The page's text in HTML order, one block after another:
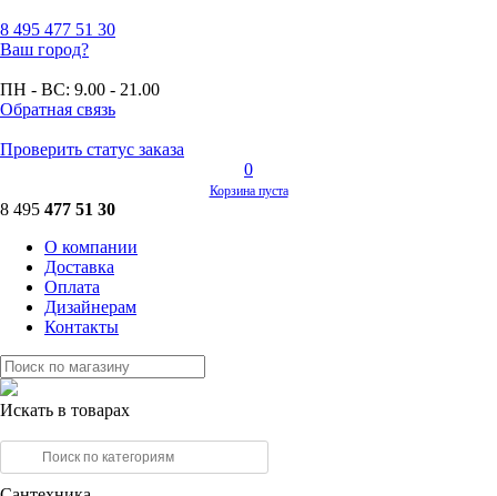
8 495 477 51 30
Ваш город?
ПН - ВС: 9.00 - 21.00
Обратная связь
Проверить статус заказа
0
Корзина пуста
8 495 477 51 30
О компании
Доставка
Оплата
Дизайнерам
Контакты
Искать в товарах